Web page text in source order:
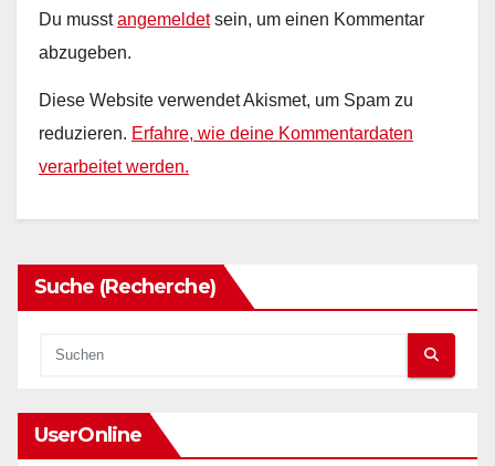
Du musstangemeldetsein, um einen Kommentar
abzugeben.
Diese Website verwendet Akismet, um Spam zu
reduzieren. Erfahre, wie deine Kommentardaten
verarbeitet werden.
Suche (Recherche)
UserOnline